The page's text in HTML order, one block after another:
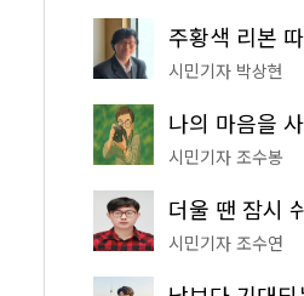
시민기자 박상현
시민기자 조수봉
시민기자 조수연